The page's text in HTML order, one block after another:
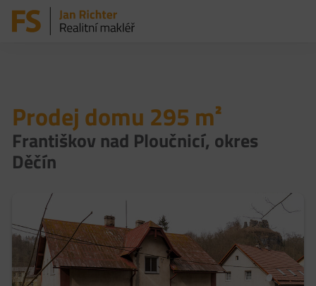
Prodej domu 295 m²
Františkov nad Ploučnicí, okres
Děčín